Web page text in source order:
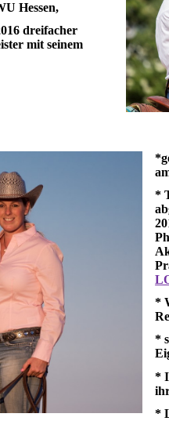
Hessen,
dreifacher
mit seinem
*
*
*
*
*